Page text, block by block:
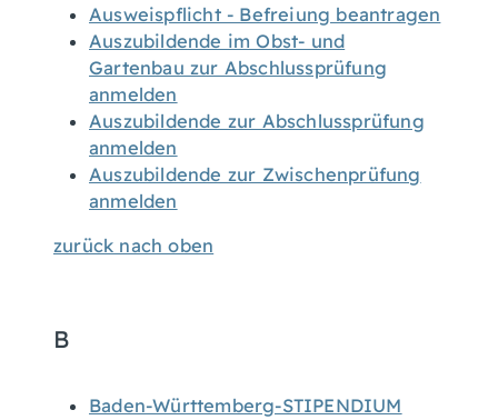
Ausweispflicht - Befreiung beantragen
Auszubildende im Obst- und
Gartenbau zur Abschlussprüfung
anmelden
Auszubildende zur Abschlussprüfung
anmelden
Auszubildende zur Zwischenprüfung
anmelden
zurück nach oben
B
Baden-Württemberg-STIPENDIUM